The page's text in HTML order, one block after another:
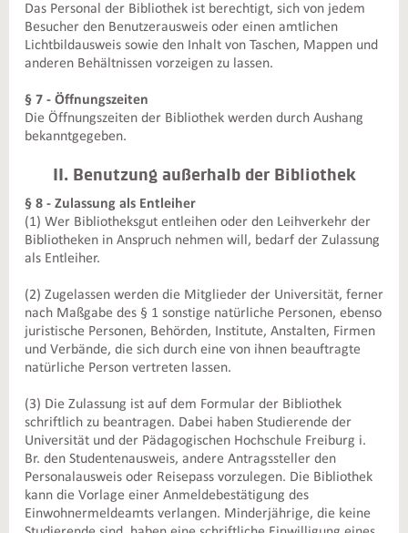
Das Personal der Bibliothek ist berechtigt, sich von jedem
Besucher den Benutzerausweis oder einen amtlichen
Lichtbildausweis sowie den Inhalt von Taschen, Mappen und
anderen Behältnissen vorzeigen zu lassen.
§ 7 - Öffnungszeiten
Die Öffnungszeiten der Bibliothek werden durch Aushang
bekanntgegeben.
II. Benutzung außerhalb der Bibliothek
§ 8 - Zulassung als Entleiher
(1) Wer Bibliotheksgut entleihen oder den Leihverkehr der
Bibliotheken in Anspruch nehmen will, bedarf der Zulassung
als Entleiher.
(2) Zugelassen werden die Mitglieder der Universität, ferner
nach Maßgabe des § 1 sonstige natürliche Personen, ebenso
juristische Personen, Behörden, Institute, Anstalten, Firmen
und Verbände, die sich durch eine von ihnen beauftragte
natürliche Person vertreten lassen.
(3) Die Zulassung ist auf dem Formular der Bibliothek
schriftlich zu beantragen. Dabei haben Studierende der
Universität und der Pädagogischen Hochschule Freiburg i.
Br. den Studentenausweis, andere Antragssteller den
Personalausweis oder Reisepass vorzulegen. Die Bibliothek
kann die Vorlage einer Anmeldebestätigung des
Einwohnermeldeamts verlangen. Minderjährige, die keine